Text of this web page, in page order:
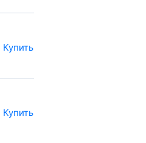
Купить
Купить